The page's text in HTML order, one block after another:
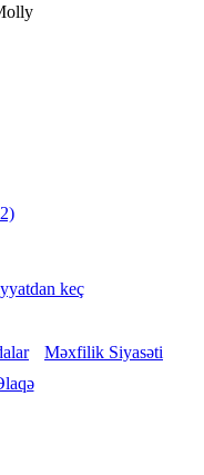
keç
Məxfilik Siyasəti